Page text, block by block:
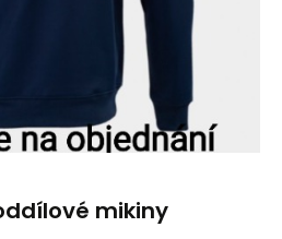
mikiny